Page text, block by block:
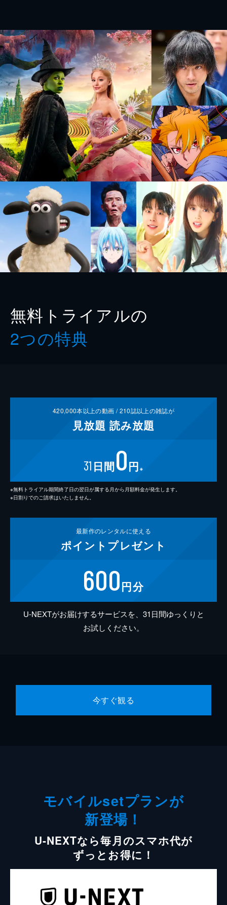
無料トライアルの
2つの特典
420,000本以上の動画 /210誌以上の雑誌が
見放題 読み放題
31 日間0円 ※
※無料トライアル期間終了日の翌日が属する月から月額料金が発生します。
※日割りでのご請求はいたしません。
最新作のレンタルに使える
ポイント プレゼント
600円分
U-NEXTがお届けするサービスを、31日間ゆっくりと
お試しください。
今すぐ観る
モバイルsetプランが
新登場！
U-NEXTなら毎月のスマホ代が
ずっとお得に！